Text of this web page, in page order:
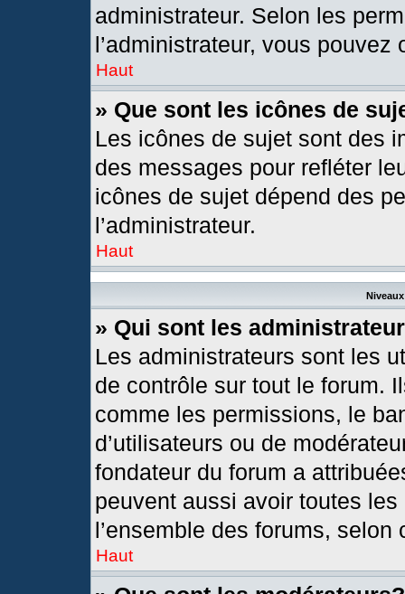
administrateur. Selon les
l’administrateur, vous
Haut
» Que sont les icônes de
Les icônes de sujet sont des
des messages pour refléter
icônes de sujet dépend des
l’administrateur.
Haut
» Qui sont les
Les administrateurs sont les
de contrôle sur tout le forum.
comme les permissions, le
d’utilisateurs ou de
fondateur du forum a
peuvent aussi avoir toutes
l’ensemble des forums,
Haut